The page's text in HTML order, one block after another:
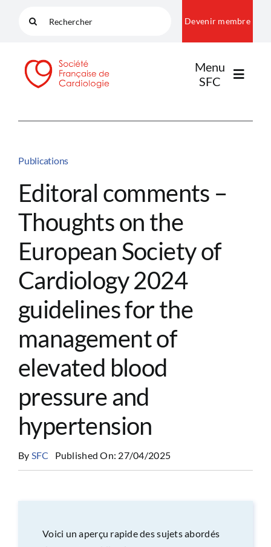
Rechercher: Devenir membre
Menu
SFC
PUBLICATIONS
CONGRÈS
PRIX ET BOURSES
FORMATION
Publications
Editoral comments –
Thoughts on the
European Society of
Cardiology 2024
guidelines for the
management of
elevated blood
pressure and
hypertension
By SFC Published On: 27/04/2025
Voici un aperçu rapide des sujets abordés